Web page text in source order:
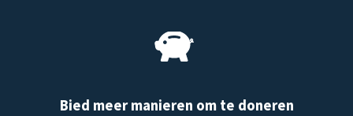
Bied meer manieren om te doneren